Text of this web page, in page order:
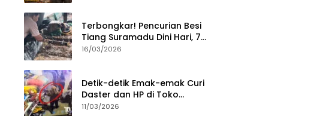
Terbongkar! Pencurian Besi
Tiang Suramadu Dini Hari, 7
ABK Ditangkap Polisi
16/03/2026
Detik-detik Emak-emak Curi
Daster dan HP di Toko
Sumenep, Aksi Terekam CCTV
11/03/2026